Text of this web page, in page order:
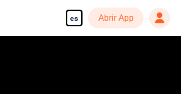
es Abrir App